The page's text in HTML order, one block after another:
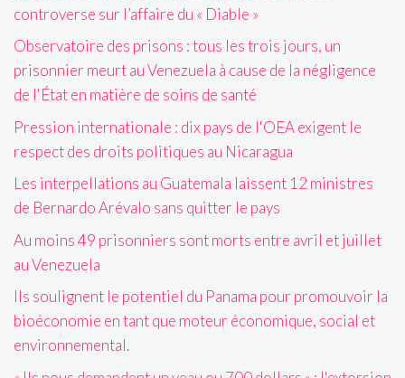
controverse sur l’affaire du « Diable »
Observatoire des prisons : tous les trois jours, un
prisonnier meurt au Venezuela à cause de la négligence
de l'État en matière de soins de santé
Pression internationale : dix pays de l'OEA exigent le
respect des droits politiques au Nicaragua
Les interpellations au Guatemala laissent 12 ministres
de Bernardo Arévalo sans quitter le pays
Au moins 49 prisonniers sont morts entre avril et juillet
au Venezuela
Ils soulignent le potentiel du Panama pour promouvoir la
bioéconomie en tant que moteur économique, social et
environnemental.